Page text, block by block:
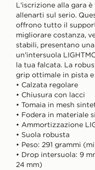
L'iscrizione alla gara
allenarti sul serio.
offrono tutto il
migliorare costanza,
stabili, presentano
un'intersuola
la tua falcata. La
grip ottimale in pista
• Calzata regolare
• Chiusura con lacci
• Tomaia in mesh
• Fodera in materiale
• Ammortizzazione
• Suola robusta
• Peso: 291 grammi
• Drop intersuola: 9
24 mm)